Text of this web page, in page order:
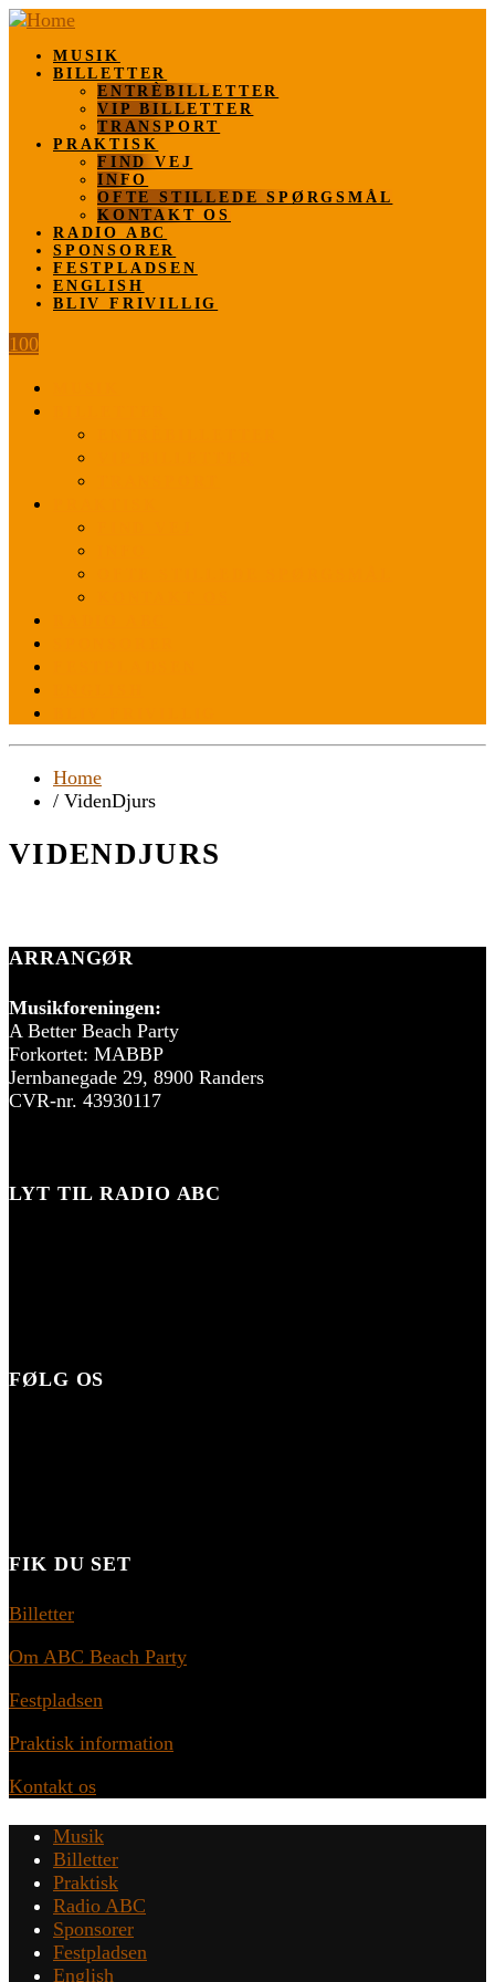
MUSIK
BILLETTER
ENTRÈBILLETTER
VIP BILLETTER
TRANSPORT
PRAKTISK
FIND VEJ
INFO
OFTE STILLEDE SPØRGSMÅL
KONTAKT OS
RADIO ABC
SPONSORER
FESTPLADSEN
ENGLISH
BLIV FRIVILLIG
100
Home
/ VidenDjurs
VIDENDJURS
ARRANGØR
Musikforeningen:
A Better Beach Party
Forkortet: MABBP
Jernbanegade 29, 8900 Randers
CVR-nr. 43930117
LYT TIL RADIO ABC
FØLG OS
FIK DU SET
Billetter
Om ABC Beach Party
Festpladsen
Praktisk information
Kontakt os
Musik
Billetter
Praktisk
Radio ABC
Sponsorer
Festpladsen
English